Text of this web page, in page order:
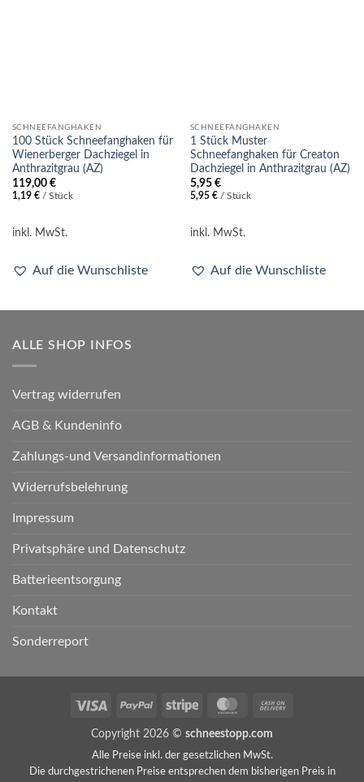
SCHNEEFANGHAKEN
100 Stück Schneefanghaken für
Wienerberger Dachziegel in
Anthrazitgrau (AZ)
119,00 €
1,19 €/ Stück
inkl. MwSt.
Auf die Wunschliste
SCHNEEFANGHAKEN
1 Stück Muster
Schneefanghaken für Creaton
Dachziegel in Anthrazitgrau (AZ)
5,95 €
5,95 €/ Stück
inkl. MwSt.
Auf die Wunschliste
ALLE SHOP INFOS
Vertrag widerrufen
AGB & Kundeninfo
Zahlungs-und Versandinformationen
Widerrufsbelehrung
Impressum
Privatsphäre und Datenschutz
Batterieentsorgung
Kontakt
Sonderreport
Visa PayPal Stripe MasterCard
Copyright 2026 © schneestopp.com
Alle Preise inkl. der gesetzlichen MwSt.
Die durchgestrichenen Preise entsprechen dem bisherigen Preis in